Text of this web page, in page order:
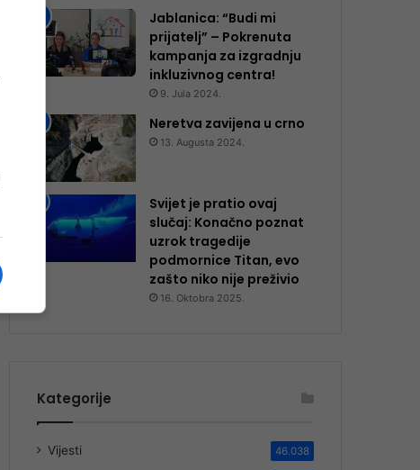
Jablanica: “Budi mi
prijatelj” – Pokrenuta
kampanja za izgradnju
inkluzivnog centra!
9. Jula 2024.
Neretva zavijena u crno
13. Augusta 2024.
Svijet je pratio ovaj
slučaj: Konačno poznat
uzrok tragedije
podmornice Titan, evo
zašto niko nije preživio
16. Oktobra 2025.
Kategorije
Vijesti 46.038